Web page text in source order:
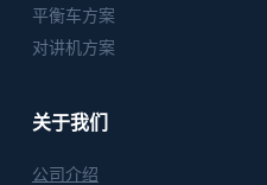
平衡车方案
对讲机方案
关于我们
公司介绍